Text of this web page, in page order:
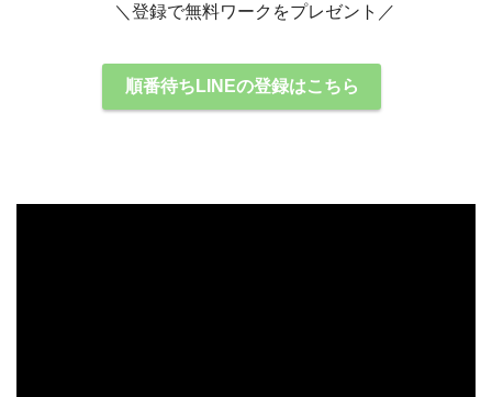
＼登録で無料ワークをプレゼント／
順番待ちLINEの登録はこちら